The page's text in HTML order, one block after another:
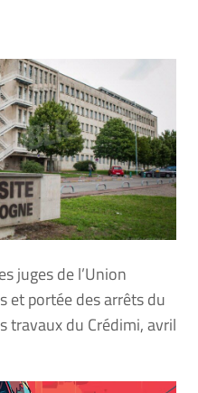
juges de l’Union
et portée des arrêts du
travaux du Crédimi, avril